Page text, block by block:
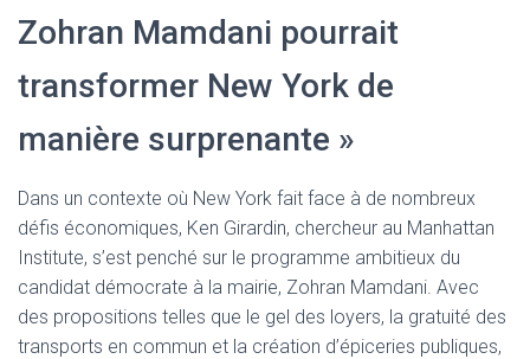
Zohran Mamdani pourrait
transformer New York de
manière surprenante »
Dans un contexte où New York fait face à de nombreux
défis économiques, Ken Girardin, chercheur au Manhattan
Institute, s’est penché sur le programme ambitieux du
candidat démocrate à la mairie, Zohran Mamdani. Avec
des propositions telles que le gel des loyers, la gratuité des
transports en commun et la création d’épiceries publiques,